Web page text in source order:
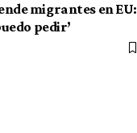
migrantes en EU:
pedir’